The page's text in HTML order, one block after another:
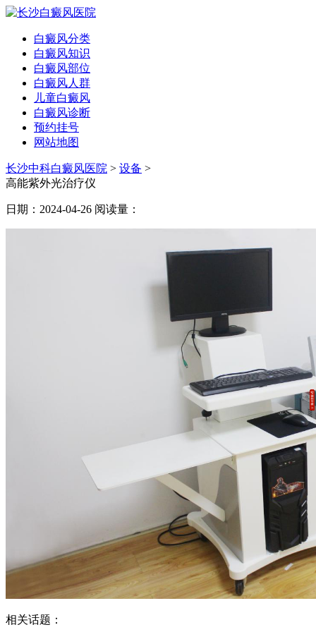
白癜风分类
白癜风知识
白癜风部位
白癜风人群
儿童白癜风
白癜风诊断
预约挂号
网站地图
长沙中科白癜风医院 > 设备 >
高能紫外光治疗仪
日期：2024-04-26 阅读量：
相关话题：